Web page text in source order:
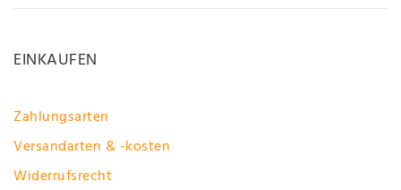
EINKAUFEN
Zahlungsarten
Versandarten & -kosten
Widerrufsrecht